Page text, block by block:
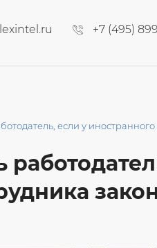
+7 (495)
если у